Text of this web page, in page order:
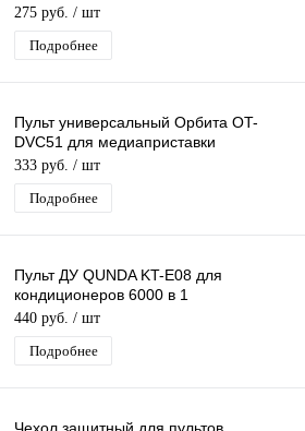
LG)
275 руб. / шт
Подробнее
Пульт универсальный Орбита OT-
DVC51 для медиаприставки
Ростелеком
333 руб. / шт
Подробнее
Пульт ДУ QUNDA KT-E08 для
кондиционеров 6000 в 1
универсальный пульт для
кондиционеров
440 руб. / шт
Подробнее